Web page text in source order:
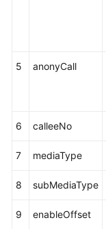
录
介
接
5 anonyCall
6 calleeNo
7 mediaType
8 subMediaType
9 enableOffset